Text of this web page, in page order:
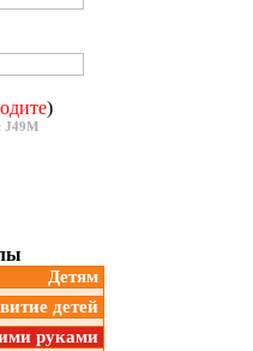
)
J49M
Детям
детей
руками